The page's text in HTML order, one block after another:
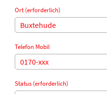
Ort (erforderlich)
Telefon Mobil
Status (erforderlich)